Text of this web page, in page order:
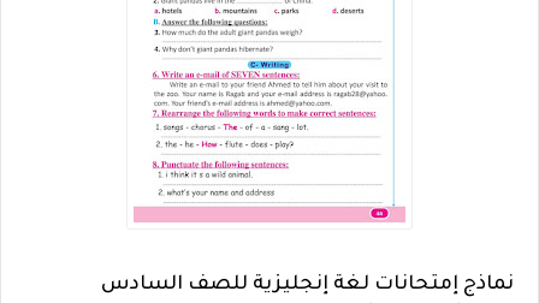
نماذج إمتحانات لغة إنجليزية للصف السادس